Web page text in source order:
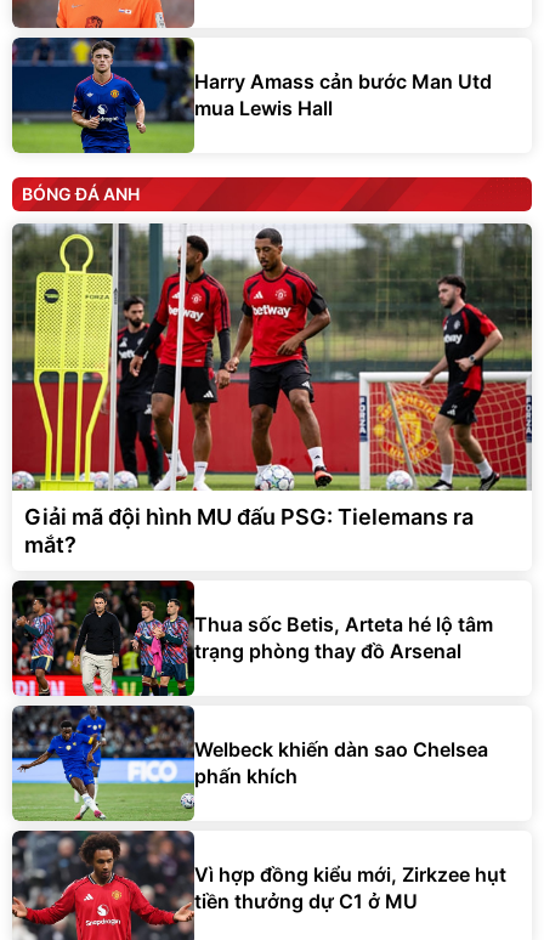
Harry Amass cản bước Man Utd
mua Lewis Hall
BÓNG ĐÁ ANH
Giải mã đội hình MU đấu PSG: Tielemans ra
mắt?
Thua sốc Betis, Arteta hé lộ tâm
trạng phòng thay đồ Arsenal
Welbeck khiến dàn sao Chelsea
phấn khích
Vì hợp đồng kiểu mới, Zirkzee hụt
tiền thưởng dự C1 ở MU